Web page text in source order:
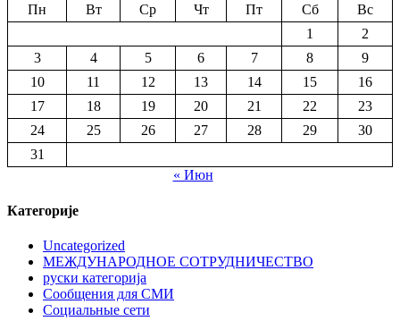
Пн
Вт Ср Чт Пт Сб
Вс
1
2
3
4 5 6 7 8
9
10
11 12 13 14 15
16
17
18 19 20 21 22
23
24
25 26 27 28 29
30
31
« Июн
Категорије
Uncategorized
МЕЖДУНАРОДНОЕ СОТРУДНИЧЕСТВО
руски категорија
Сообщения для СМИ
Социальные сети